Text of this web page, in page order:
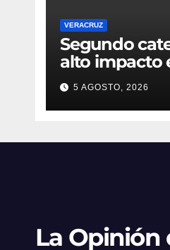
VERACRUZ
Segundo
alto impacto
noche
fuerzas
estatales en
5 AGOSTO, 2026
La Opinión